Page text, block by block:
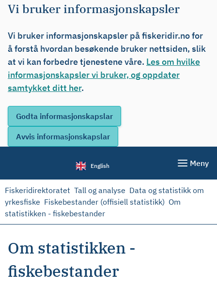
Vi bruker informasjonskapsler
Vi bruker informasjonskapsler på fiskeridir.no for
å forstå hvordan besøkende bruker nettsiden, slik
at vi kan forbedre tjenestene våre. Les om hvilke
informasjonskapsler vi bruker, og oppdater
samtykket ditt her.
English Meny
Fiskeridirektoratet Tall og analyse Data og statistikk om
yrkesfiske Fiskebestander (offisiell statistikk) Om
statistikken - fiskebestander
Om statistikken -
fiskebestander